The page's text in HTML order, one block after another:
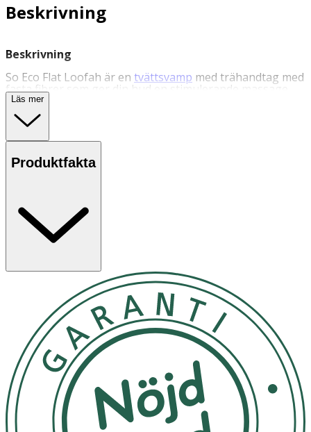
Beskrivning
Beskrivning
So Eco Flat Loofah är en tvättsvamp med trähandtag med
fasta fibrer som ger din hud en stimulerande massage
och en djup porrengöring. Följ anvisningarna på
produkten/bruksanvisningen.
Användning
- Applicera duschkräm på loofah-svampen och använd i
cirkulära rörelser på kroppen för att tvätta och exfoliera
- Skölj bandet i varmt vatten och vrid ur det. Tvättas utan
skölj- eller blekmedel.
Läs mer
Produktfakta